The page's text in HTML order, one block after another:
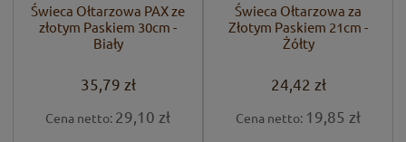
Świeca Ołtarzowa PAX ze
złotym Paskiem 30cm -
Biały
35,79 zł
Cena netto: 29,10 zł
Świeca Ołtarzowa za
Złotym Paskiem 21cm -
Żółty
24,42 zł
Cena netto: 19,85 zł